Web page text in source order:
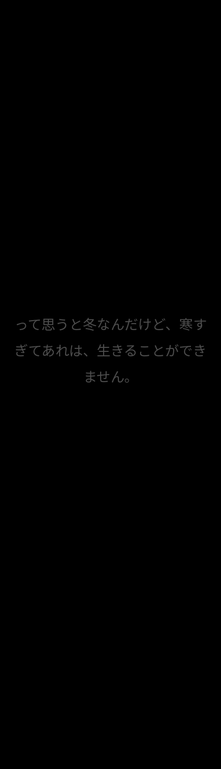
って思うと冬なんだけど、寒す
ぎてあれは、生きることができ
ません。